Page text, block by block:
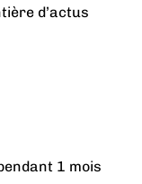
d’actus
1 mois